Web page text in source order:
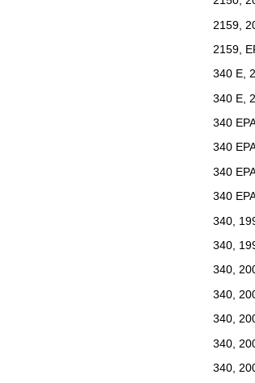
2159,
2159,
340 E,
340 E,
340
340
340
340
340,
340,
340,
340,
340,
340,
340,